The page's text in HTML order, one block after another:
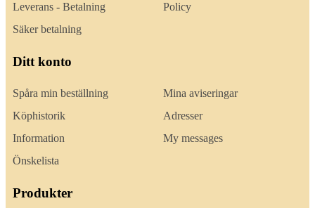
Leverans - Betalning
Säker betalning
Policy
Ditt konto
Spåra min beställning
Köphistorik
Information
Önskelista
Mina aviseringar
Adresser
My messages
Produkter